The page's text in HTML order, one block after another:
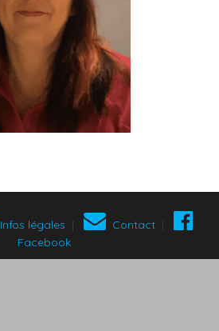
Infos légales | Contact |
Facebook